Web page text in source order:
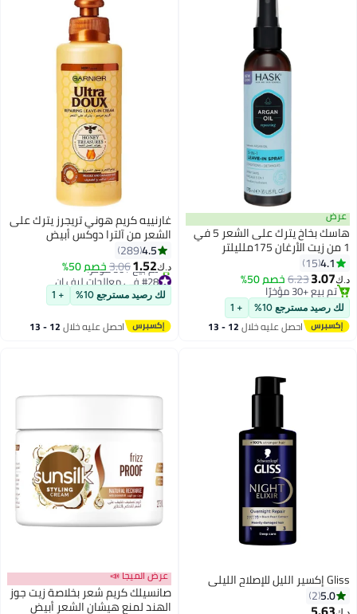
عرض
هاسك بخاخ يترك على الشعر 5 في
1 من زيت الأرغان 175ملليلتر
4.1
15
د.ك‏3.07
6.23خصم 50%
تم بيع +30 مؤخرًا
تم بيع +30 مؤخرًا
لك رصيد مسترجع 10% + 1
احصل عليه خلال 12 - 13
غارنييه كريم هوني تريجرز يترك على
الشعر من آلترا دوكس أبيض
200ملليلتر4.5
289
د.ك‏1.52
3.06خصم 50%
#28 في معالجات ليف إن
أقل سعر في 7 يوم
تم بيع +50 مؤخرًا
#28 في معالجات ليف إن
لك رصيد مسترجع 10% + 1
احصل عليه خلال 12 - 13
Gliss إكسير الليل للإصلاح الليلي
5.0
2
عرض الميجا 📣
صانسيلك كريم شعر بخلاصة زيت جوز
الهند لمنع هيشان الشعر أبيض